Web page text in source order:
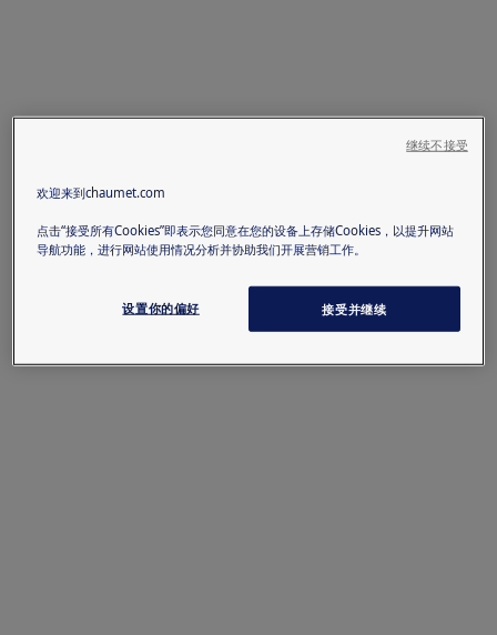
欢迎来到chaumet.com
点击“接受所有Cookies”即表示您同意在您的设备上存储Cookies，以提升网站
导航功能，进行网站使用情况分析并协助我们开展营销工作。
设置你的偏好 接受并继续
继续不接受